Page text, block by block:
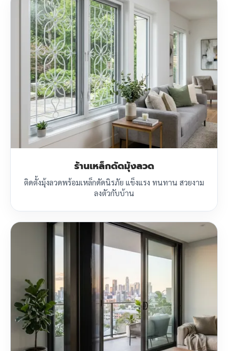
ร้านเหล็กดัดมุ้งลวด
ติดตั้งมุ้งลวดพร้อมเหล็กดัดนิรภัย แข็งแรง ทนทาน สวยงาม
ลงตัวกับบ้าน